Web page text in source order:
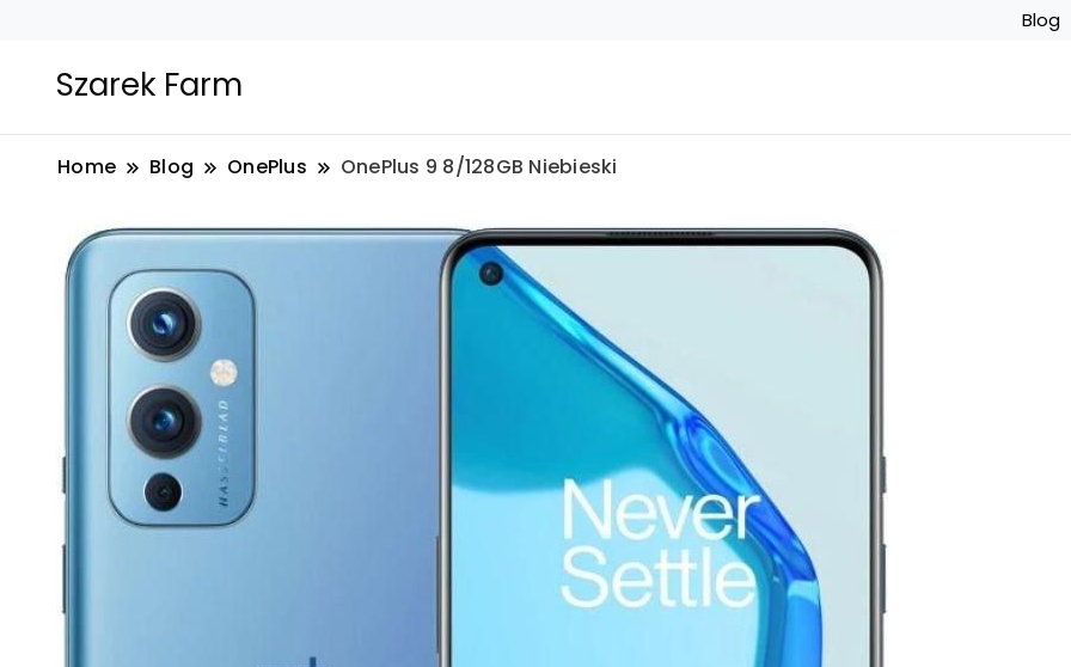
Blog
Szarek Farm
Home Blog OnePlus OnePlus 9 8/128GB Niebieski